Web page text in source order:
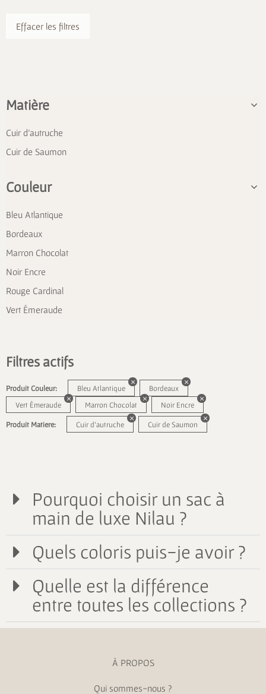
Effacer les filtres
Matière
Cuir d'autruche
Cuir de Saumon
Couleur
Bleu Atlantique
Bordeaux
Marron Chocolat
Noir Encre
Rouge Cardinal
Vert Émeraude
Filtres actifs
Produit Couleur: Bleu Atlantique
Bordeaux
Vert Émeraude
Marron Chocolat Noir Encre
Produit Matiere: Cuir d'autruche Cuir de Saumon
Pourquoi choisir un sac à
main de luxe Nilau ?
Quels coloris puis-je avoir ?
Quelle est la différence
entre toutes les collections ?
À PROPOS
Qui sommes-nous ?